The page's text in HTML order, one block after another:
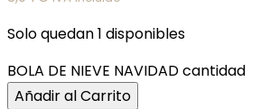
Solo quedan 1 disponibles
BOLA DE NIEVE NAVIDAD cantidad
Añadir al Carrito